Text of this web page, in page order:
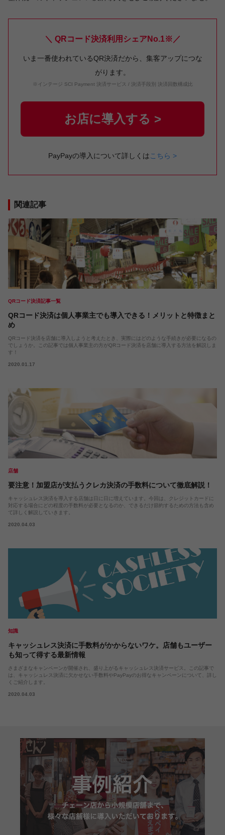
＼ QRコード決済利用シェアNo.1※／
いま一番使われているQR決済だから、集客アップにつな
がります。
※インテージ SCI Payment 決済サービス / 決済手段別 決済回数構成比
お店に導入する >
PayPayの導入について詳しくは こちら >
関連記事
QRコード決済記事一覧
QRコード決済は個人事業主でも導入できる！メリットと特徴まと
め
QRコード決済を店舗に導入しようと考えたとき、実際にはどのような手続きが必要になるの
でしょうか。この記事では個人事業主の方がQRコード決済を店舗に導入する方法を解説しま
す！
2020.01.17
店舗
要注意！加盟店が支払うクレカ決済の手数料について徹底解説！
キャッシュレス決済を導入する店舗は日に日に増えています。今回は、クレジットカードに
対応する場合にどの程度の手数料が必要となるのか、できるだけ節約するための方法も含め
て詳しく解説していきます。
2020.04.03
知識
キャッシュレス決済に手数料がかからないワケ。店舗もユーザー
も知って得する最新情報
さまざまなキャンペーンが開催され、盛り上がるキャッシュレス決済サービス。この記事で
は、キャッシュレス決済に欠かせない手数料やPayPayのお得なキャンペーンについて、詳し
くご紹介します。
2020.04.03